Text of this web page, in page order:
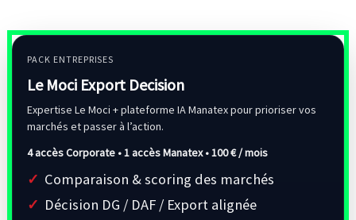
PACK ENTREPRISES
Le Moci Export Decision
Expertise Le Moci + plateforme IA Manatex pour prioriser vos
marchés et passer à l’action.
4 accès Corporate • 1 accès Manatex •100 € / mois
Comparaison & scoring des marchés
Décision DG / DAF / Export alignée